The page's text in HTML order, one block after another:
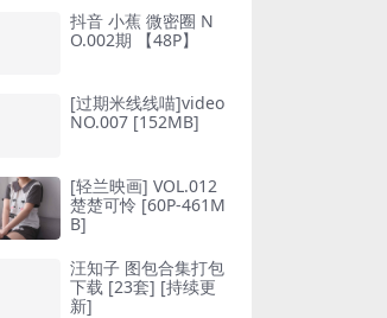
抖音 小蕉 微密圈 N
O.002期 【48P】
[过期米线线喵]video
NO.007 [152MB]
[轻兰映画] VOL.012
楚楚可怜 [60P-461M
B]
汪知子 图包合集打包
下载 [23套] [持续更
新]